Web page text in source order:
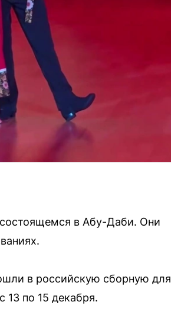
в Абу-Даби. Они
в российскую сборную для
13 по 15 декабря.